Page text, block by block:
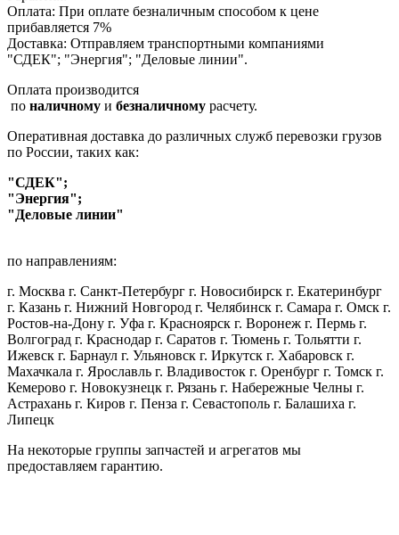
Оплата: При оплате безналичным способом к цене
прибавляется 7%
Доставка: Отправляем транспортными компаниями
"СДЕК"; "Энергия"; "Деловые линии".
Оплата производится
по наличному и безналичному расчету.
Оперативная доставка до различных служб перевозки грузов
по России, таких как:
"СДЕК";
"Энергия";
"Деловые линии"
по направлениям:
г. Москва г. Санкт-Петербург г. Новосибирск г. Екатеринбург
г. Казань г. Нижний Новгород г. Челябинск г. Самара г. Омск г.
Ростов-на-Дону г. Уфа г. Красноярск г. Воронеж г. Пермь г.
Волгоград г. Краснодар г. Саратов г. Тюмень г. Тольятти г.
Ижевск г. Барнаул г. Ульяновск г. Иркутск г. Хабаровск г.
Махачкала г. Ярославль г. Владивосток г. Оренбург г. Томск г.
Кемерово г. Новокузнецк г. Рязань г. Набережные Челны г.
Астрахань г. Киров г. Пенза г. Севастополь г. Балашиха г.
Липецк
На некоторые группы запчастей и агрегатов мы
предоставляем гарантию.